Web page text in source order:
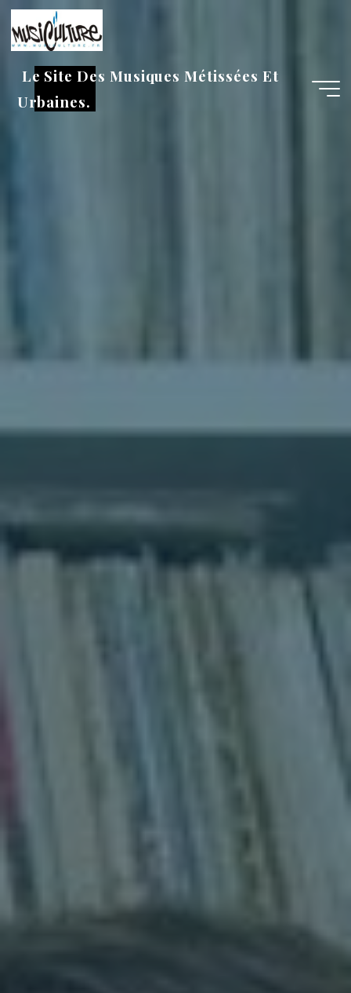
Aller
au
contenu
Le Site Des Musiques Métissées Et
Urbaines.